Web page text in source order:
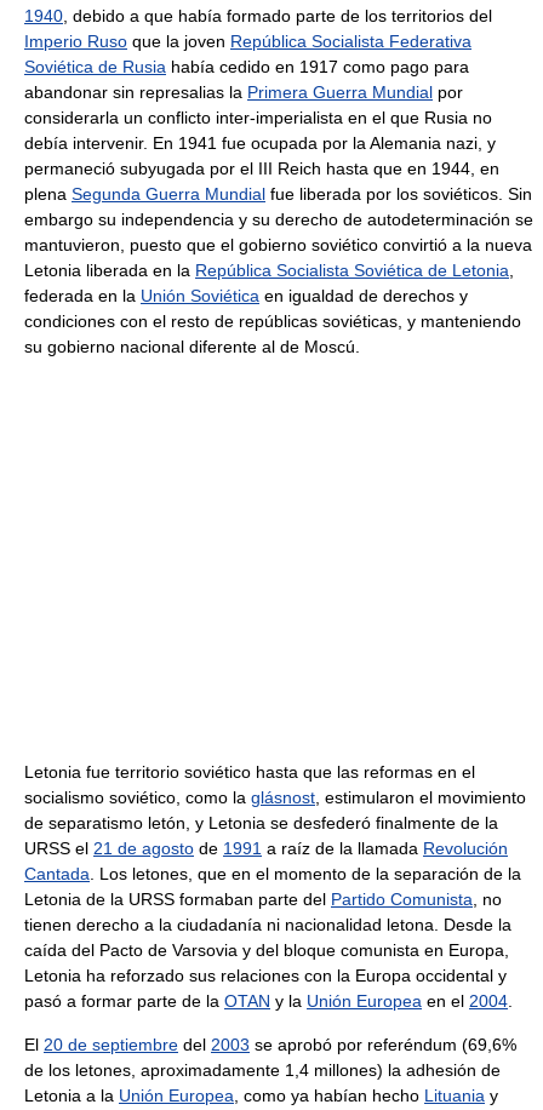
1940 , debido a que había formado parte de los territorios del
Imperio Ruso que la joven República Socialista Federativa
Soviética de Rusia había cedido en 1917 como pago para
abandonar sin represalias la Primera Guerra Mundial por
considerarla un conflicto inter-imperialista en el que Rusia no
debía intervenir. En 1941 fue ocupada por la Alemania nazi, y
permaneció subyugada por el III Reich hasta que en 1944, en
plena Segunda Guerra Mundial fue liberada por los soviéticos. Sin
embargo su independencia y su derecho de autodeterminación se
mantuvieron, puesto que el gobierno soviético convirtió a la nueva
Letonia liberada en la República Socialista Soviética de Letonia
federada en la Unión Soviética en igualdad de derechos y
condiciones con el resto de repúblicas soviéticas, y manteniendo
su gobierno nacional diferente al de Moscú.
Letonia fue territorio soviético hasta que las reformas en el
socialismo soviético, como la glásnost , estimularon el movimiento
de separatismo letón, y Letonia se desfederó finalmente de la
URSS el 21 de agosto de 1991 a raíz de la llamada Revolución
Cantada . Los letones, que en el momento de la separación de la
Letonia de la URSS formaban parte del Partido Comunista , no
tienen derecho a la ciudadanía ni nacionalidad letona. Desde la
caída del Pacto de Varsovia y del bloque comunista en Europa,
Letonia ha reforzado sus relaciones con la Europa occidental y
pasó a formar parte de la OTAN y la Unión Europea en el 2004
El 20 de septiembre del 2003 se aprobó por referéndum (69,6%
de los letones, aproximadamente 1,4 millones) la adhesión de
Letonia a la Unión Europea , como ya habían hecho Lituania y